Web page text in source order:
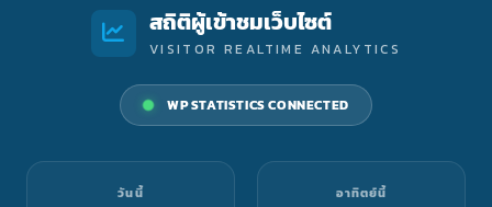
สถิติผู้เข้าชมเว็บไซต์
VISITOR REALTIME ANALYTICS
WP STATISTICS CONNECTED
วันนี้ อาทิตย์นี้